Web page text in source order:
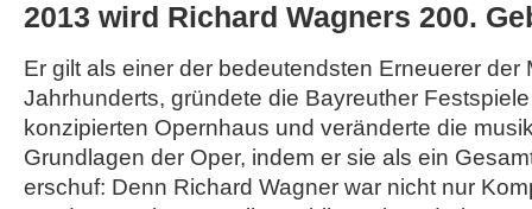
2013 wird Richard Wagners 200.
Er gilt als einer der bedeutendsten Erneuerer der
Jahrhunderts, gründete die Bayreuther
konzipierten Opernhaus und veränderte die
Grundlagen der Oper, indem er sie als ein
erschuf: Denn Richard Wagner war nicht nur